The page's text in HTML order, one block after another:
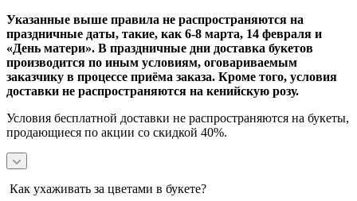
Указанные выше правила не распространяются на
праздничные даты, такие, как 6-8 марта, 14 февраля и
«День матери». В праздничные дни доставка букетов
производится по иным условиям, оговариваемым
заказчику в процессе приёма заказа. Кроме того, условия
доставки не распространяются на кенийскую розу.
Условия бесплатной доставки не распространяются на букеты,
продающиеся по акции со скидкой 40%.
Как ухаживать за цветами в букете?